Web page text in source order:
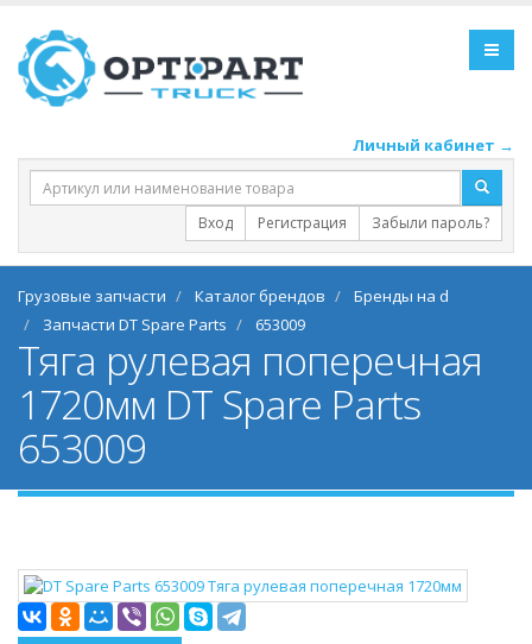
Личный кабинет →
Вход Регистрация Забыли пароль?
Грузовые запчасти Каталог брендов
Бренды на d
Запчасти DT Spare Parts
653009
Тяга рулевая поперечная
1720мм DT Spare Parts
653009